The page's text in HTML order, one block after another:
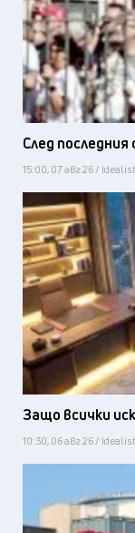
След последния
15:00, 07 авг 26 /
Защо всички
10:30, 06 авг 26 /